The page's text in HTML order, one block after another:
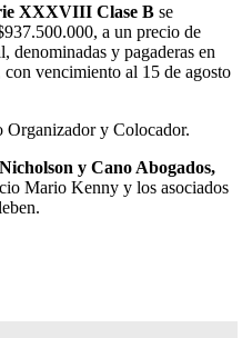
XXXVIII Clase B se
a un precio de
denominadas y pagaderas en
con vencimiento al 15 de agosto
Organizador y Colocador.
Nicholson y Cano Abogados,
Mario Kenny y los asociados